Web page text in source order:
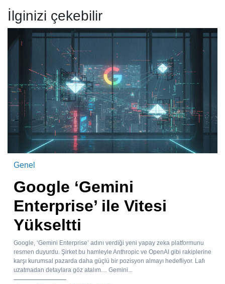
İlginizi çekebilir
Genel
Google ‘Gemini
Enterprise’ ile Vitesi
Yükseltti
Google, ‘Gemini Enterprise’ adını verdiği yeni yapay zeka platformunu
resmen duyurdu. Şirket bu hamleyle Anthropic ve OpenAI gibi rakiplerine
karşı kurumsal pazarda daha güçlü bir pozisyon almayı hedefliyor. Lafı
uzatmadan detaylara göz atalım… Gemini...